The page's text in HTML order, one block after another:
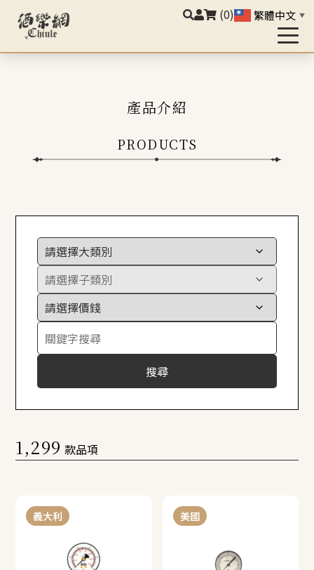
(0) 繁體中文 ▼
產品介紹
PRODUCTS
搜尋
1,299 款品項
義大利 美國